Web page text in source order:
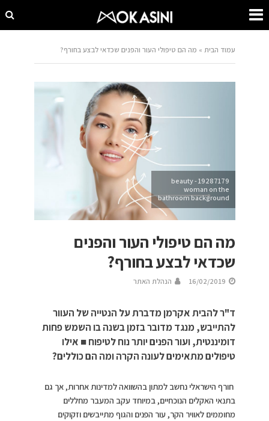
עמוד הבית » מה הם טיפולי העור והפנים שכדאי לבצע בחורף?
19287179 - beauty
woman on the
bathroom background
מה הם טיפולי העור והפנים
שכדאי לבצע בחורף?
16/02/2019 הנהלת האתר
ד"ר להבית אקרמן מדברת על הנטייה של העוור
להתייבש, מנגד מדובר בזמן בשנה בו השמש פחות
דומיננטית, ועור הפנים יותר נוח לטיפוח ■ אילו
טיפולים מתאימים לעונה הקרה ומה הם כוללים?
חורף הישראלי נחשב למתון בהשוואה למדינות אחרות, אך גם
בתנאי האקלים הנוכחיים, במיוחד עקב המעבר מחללים
מחוממים לאוויר הקר, עור הפנים והגוף מתייבשים וזקוקים